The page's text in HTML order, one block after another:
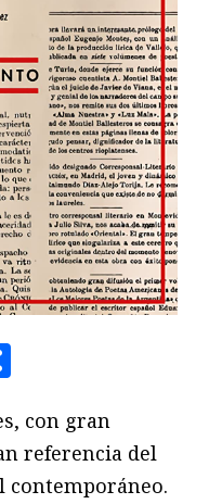
con gran
referencia del
contemporáneo.